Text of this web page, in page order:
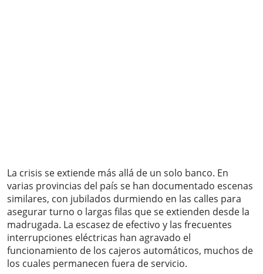
La crisis se extiende más allá de un solo banco. En
varias provincias del país se han documentado escenas
similares, con jubilados durmiendo en las calles para
asegurar turno o largas filas que se extienden desde la
madrugada. La escasez de efectivo y las frecuentes
interrupciones eléctricas han agravado el
funcionamiento de los cajeros automáticos, muchos de
los cuales permanecen fuera de servicio.